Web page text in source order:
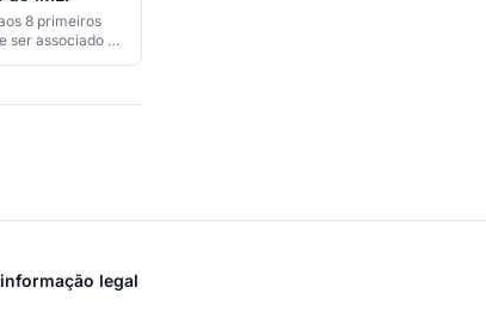
8 primeiros
ser associado a
legal